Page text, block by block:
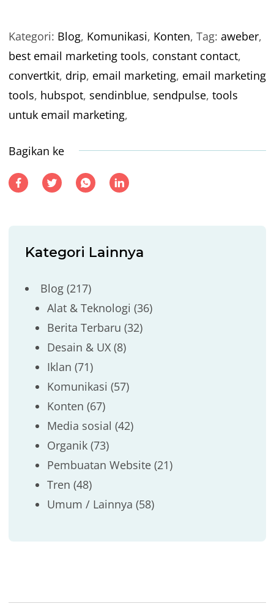
Kategori: Blog, Komunikasi, Konten, Tag: aweber,
best email marketing tools, constant contact,
convertkit, drip, email marketing, email marketing
tools, hubspot, sendinblue, sendpulse, tools
untuk email marketing,
Bagikan ke
Kategori Lainnya
Blog(217)
Alat & Teknologi (36)
Berita Terbaru (32)
Desain & UX(8)
Iklan (71)
Komunikasi (57)
Konten (67)
Media sosial (42)
Organik(73)
Pembuatan Website(21)
Tren (48)
Umum / Lainnya (58)